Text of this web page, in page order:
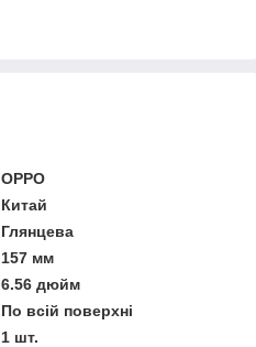
OPPO
Китай
Глянцева
157 мм
6.56 дюйм
По всій поверхні
1 шт.